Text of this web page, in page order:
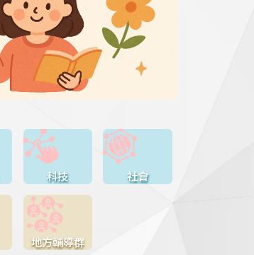
科技 社會
地方輔導群